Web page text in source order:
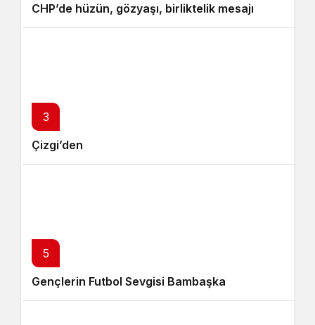
CHP’de hüzün, gözyaşı, birliktelik mesajı
3
Çizgi’den
4
Atlas Üniversal Güllük Spor’da İlkler Bitmiyor
5
Gençlerin Futbol Sevgisi Bambaşka